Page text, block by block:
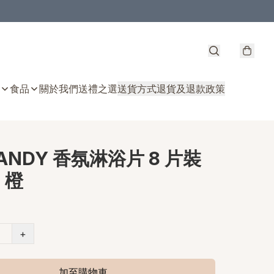
食品 關於我們送禮之選送貨方式退貨及退款政策
香氛淋浴片 8 片裝
橙
+